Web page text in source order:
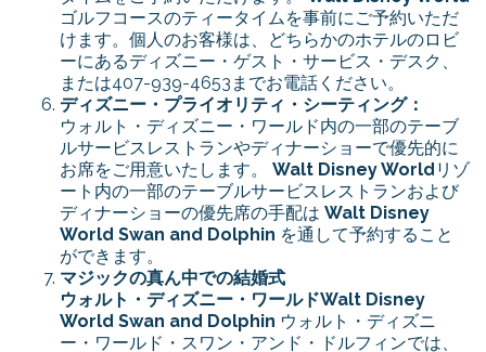
ゴルフコースのティータイムを事前にご予約いただ
けます。個人のお客様は、どちらかのホテルのロビ
ーにあるディズニー・ゲスト・サービス・デスク、
または407-939-4653までお電話ください。
ディズニー・プライオリティ・シーティング：
ウォルト・ディズニー・ワールド内の一部のテーブ
ルサービスレストランやディナーショーで優先的に
お席をご用意いたします。 Walt Disney World リゾ
ート内の一部のテーブルサービスレストランおよび
ディナーショーの優先席の手配は Walt Disney
World Swan and Dolphin を通して予約すること
ができます。
マジックの真ん中での結婚式
ウォルト・ディズニー・ワールドWalt Disney
World Swan and Dolphin ウォルト・ディズニ
ー・ワールド・スワン・アンド・ドルフィンでは、